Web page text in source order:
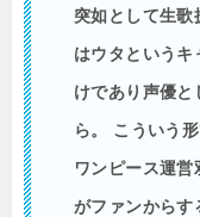
突如として生
はウタという
けであり声優
ら。 こういう
ワンピース運
がファンからす